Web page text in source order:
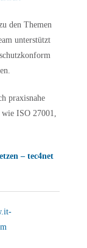
den Themen
unterstützt
praxisnahe
ISO 27001,
– tec4net